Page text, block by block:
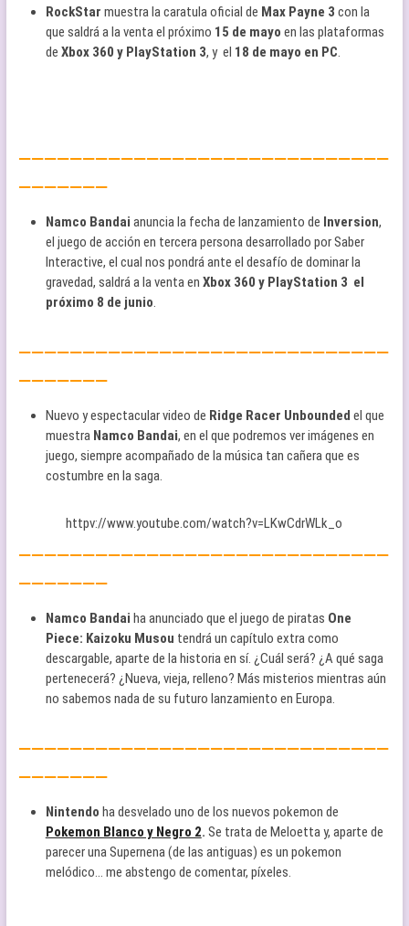
RockStar muestra la caratula oficial de Max Payne 3 con la
que saldrá a la venta el próximo 15 de mayo en las plataformas
de Xbox 360 y PlayStation 3, y el 18 de mayo en PC.
—————————————————————————————
———————
Namco Bandai anuncia la fecha de lanzamiento de Inversion,
el juego de acción en tercera persona desarrollado por Saber
Interactive, el cual nos pondrá ante el desafío de dominar la
gravedad, saldrá a la venta en Xbox 360 y PlayStation 3 el
próximo 8 de junio.
—————————————————————————————
———————
Nuevo y espectacular video de Ridge Racer Unbounded el que
muestra Namco Bandai, en el que podremos ver imágenes en
juego, siempre acompañado de la música tan cañera que es
costumbre en la saga.
httpv://www.youtube.com/watch?v=LKwCdrWLk_o
—————————————————————————————
———————
Namco Bandai ha anunciado que el juego de piratas One
Piece: Kaizoku Musou tendrá un capítulo extra como
descargable, aparte de la historia en sí. ¿Cuál será? ¿A qué saga
pertenecerá? ¿Nueva, vieja, relleno? Más misterios mientras aún
no sabemos nada de su futuro lanzamiento en Europa.
—————————————————————————————
———————
Nintendo ha desvelado uno de los nuevos pokemon de
Pokemon Blanco y Negro 2. Se trata de Meloetta y, aparte de
parecer una Supernena (de las antiguas) es un pokemon
melódico… me abstengo de comentar, píxeles.